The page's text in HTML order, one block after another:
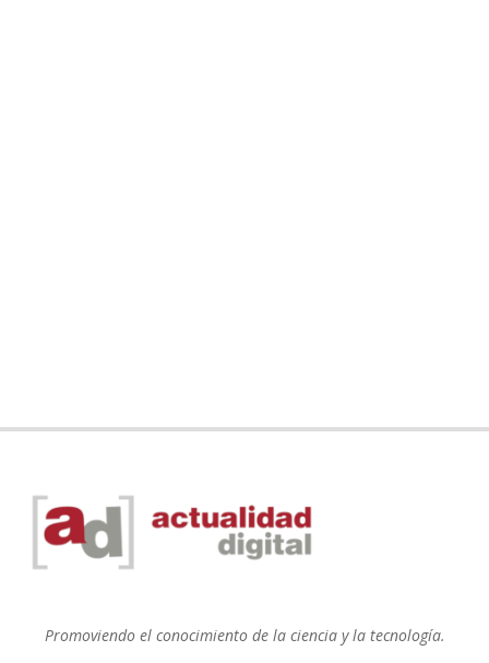
Promoviendo el conocimiento de la ciencia y la tecnología.